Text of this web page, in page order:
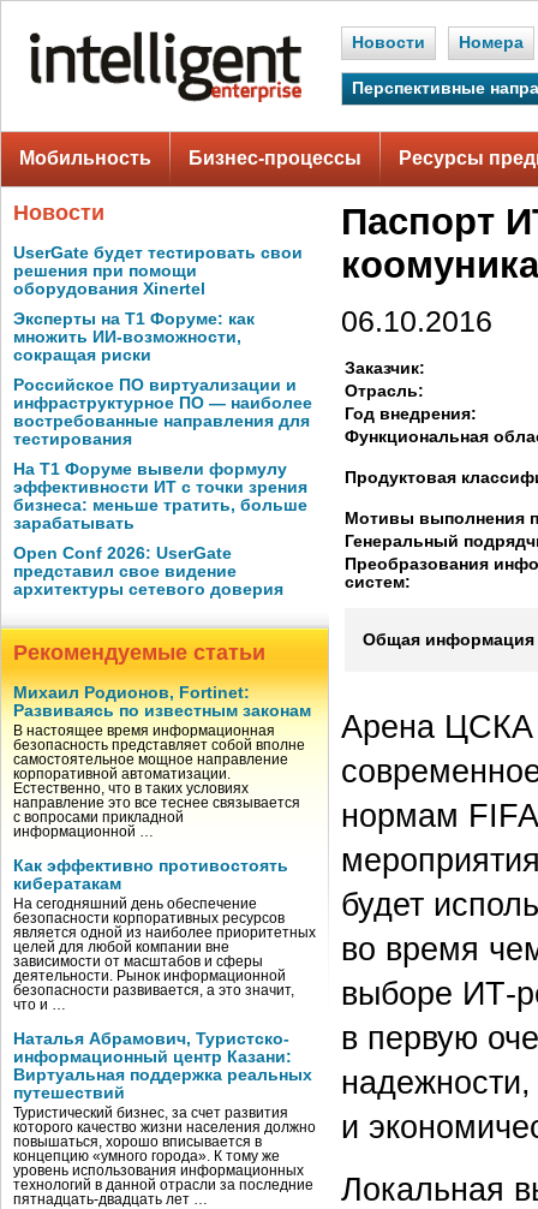
Новости Номера
Перспективные
Мобильность Бизнес-процессы Ресурсы
Новости
UserGate будет тестировать свои
решения при помощи
оборудования Xinertel
Эксперты на Т1 Форуме: как
множить ИИ-возможности,
сокращая риски
Российское ПО виртуализации и
инфраструктурное ПО — наиболее
востребованные направления для
тестирования
На Т1 Форуме вывели формулу
эффективности ИТ с точки зрения
бизнеса: меньше тратить, больше
зарабатывать
Open Conf 2026: UserGate
представил свое видение
архитектуры сетевого доверия
Рекомендуемые статьи
Михаил Родионов, Fortinet:
Развиваясь по известным законам
В настоящее время информационная
безопасность представляет собой вполне
самостоятельное мощное направление
корпоративной автоматизации.
Естественно, что в таких условиях
направление это все теснее связывается
с вопросами прикладной
информационной …
Как эффективно противостоять
кибератакам
На сегодняшний день обеспечение
безопасности корпоративных ресурсов
является одной из наиболее приоритетных
целей для любой компании вне
зависимости от масштабов и сферы
деятельности. Рынок информационной
безопасности развивается, а это значит,
что и …
Наталья Абрамович, Туристско-
информационный центр Казани:
Виртуальная поддержка реальных
путешествий
Туристический бизнес, за счет развития
которого качество жизни населения должно
повышаться, хорошо вписывается в
концепцию «умного города». К тому же
уровень использования информационных
технологий в данной отрасли за последние
пятнадцать-двадцать лет …
Паспорт
06.10.2016
Заказчик:
Отрасль:
Год внедрения:
Функциональная
Продуктовая
Мотивы выполнения
Генеральный
Преобразования
систем:
Общая информация
Арена ЦСКА
нормам
будет
во время
выборе ИТ-
в первую
надежности,
и
Локальная